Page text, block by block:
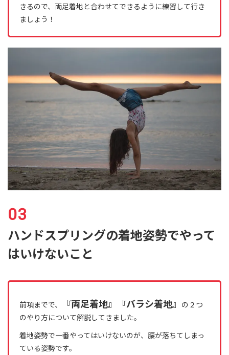
きるので、両足着地と合わせてできるように練習して行き
ましょう！
ハンドスプリングの着地姿勢でやって
はいけないこと
前項までで、 『両足着地』『バラシ着地』 の２つ
のやり方について解説してきました。
着地姿勢で一番やってはいけないのが、腰が落ちてしまっ
ている姿勢です。